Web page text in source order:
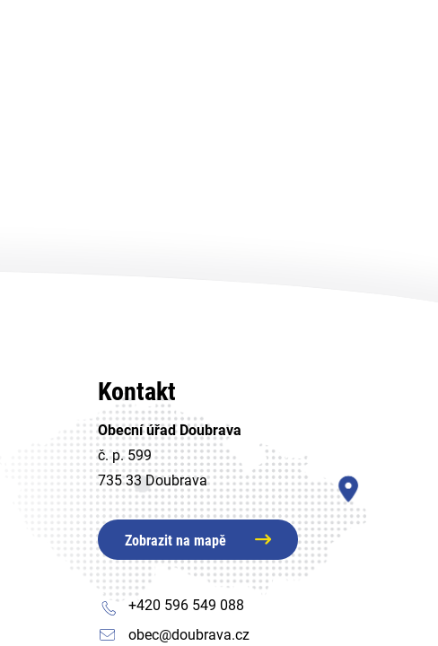
Kontakt
Obecní úřad Doubrava
č. p. 599
735 33 Doubrava
Zobrazit na mapě
+420 596 549 088
obec@doubrava.cz